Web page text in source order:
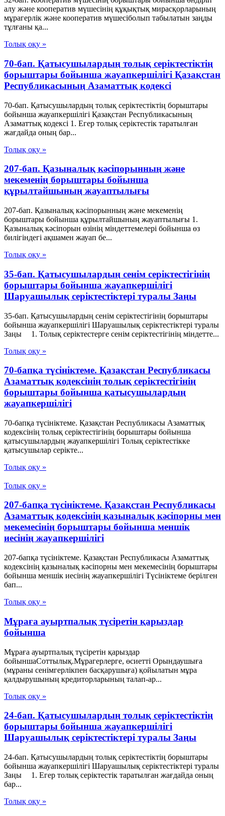
алу және кооператив мүшесiнiң құқықтық мирасқорларының
мұрагерлік және кооператив мүшесiболып табылатын заңды
тұлғаны қа...
Толық оқу »
70-бап. Қатысушылардың толық серiктестiктiң
борыштары бойынша жауапкершiлiгi Қазақстан
Республикасының Азаматтық кодексi
70-бап. Қатысушылардың толық серiктестiктiң борыштары
бойынша жауапкершiлiгi Қазақстан Республикасының
Азаматтық кодексi 1. Егер толық серiктестiк таратылған
жағдайда оның бар...
Толық оқу »
207-бап. Қазыналық кәсiпорынның және
мекеменің борыштары бойынша
құрылтайшының жауаптылығы
207-бап. Қазыналық кәсiпорынның және мекеменің
борыштары бойынша құрылтайшының жауаптылығы 1.
Қазыналық кәсiпорын өзiнiң мiндеттемелерi бойынша өз
билiгiндегi ақшамен жауап бе...
Толық оқу »
35-бап. Қатысушылардың сенiм серiктестiгiнiң
борыштары бойынша жауапкершiлiгi
Шаруашылық серіктестіктері туралы Заңы
35-бап. Қатысушылардың сенiм серiктестiгiнiң борыштары
бойынша жауапкершiлiгi Шаруашылық серіктестіктері туралы
Заңы 1. Толық серiктестерге сенiм серiктестiгiнiң мiндетте...
Толық оқу »
70-бапқа түсініктеме. Қазақстан Республикасы
Азаматтық кодексінің толық серіктестігінің
борыштары бойынша қатысушылардың
жауапкершілігі
70-бапқа түсініктеме. Қазақстан Республикасы Азаматтық
кодексінің толық серіктестігінің борыштары бойынша
қатысушылардың жауапкершілігі Толық серіктестікке
қатысушылар серікте...
Толық оқу »
Толық оқу »
207-бапқа түсініктеме. Қазақстан Республикасы
Азаматтық кодексінің қазыналық кәсіпорны мен
мекемесінің борыштары бойынша меншік
иесінің жауапкершілігі
207-бапқа түсініктеме. Қазақстан Республикасы Азаматтық
кодексінің қазыналық кәсіпорны мен мекемесінің борыштары
бойынша меншік иесінің жауапкершілігі Түсініктеме берілген
бап...
Толық оқу »
Мұраға ауыртпалық түсіретін қарыздар
бойынша
Мұраға ауыртпалық түсіретін қарыздар
бойыншаСоттылық.Мұрагерлерге, өсиетті Орындаушыға
(мұраны сенімгерлікпен басқарушыға) қойылатын мұра
қалдырушының кредиторларының талап-ар...
Толық оқу »
24-бап. Қатысушылардың толық серiктестiктiң
борыштары бойынша жауапкершiлiгi
Шаруашылық серіктестіктері туралы Заңы
24-бап. Қатысушылардың толық серiктестiктiң борыштары
бойынша жауапкершiлiгi Шаруашылық серіктестіктері туралы
Заңы 1. Егер толық серiктестiк таратылған жағдайда оның
бар...
Толық оқу »